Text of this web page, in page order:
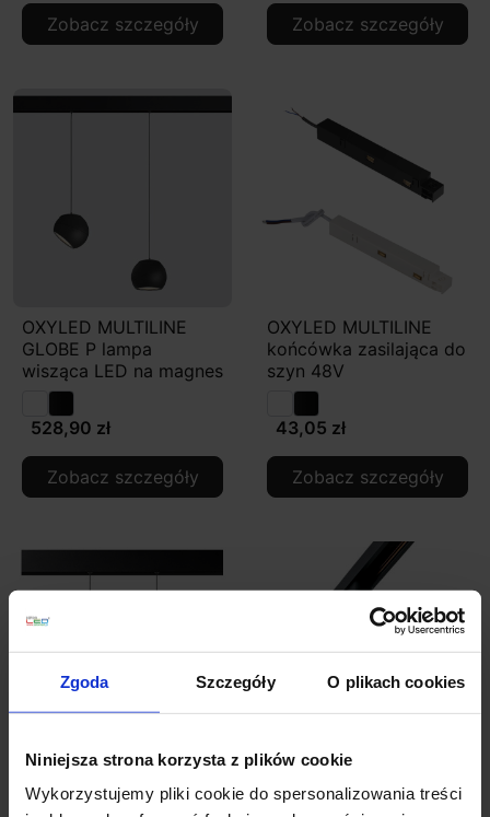
Zgoda Szczegóły O plikach cookies
Niniejsza strona korzysta z plików cookie
Wykorzystujemy pliki cookie do spersonalizowania treści
Zobacz szczegóły Zobacz szczegóły
OXYLED MULTILINE
GLOBE P lampa
wisząca LED na magnes
528,90 zł
Zobacz szczegóły
OXYLED MULTILINE
końcówka zasilająca do
szyn 48V
43,05 zł
Zobacz szczegóły
ORB P lampa wisząca
POINT LV punkt LED